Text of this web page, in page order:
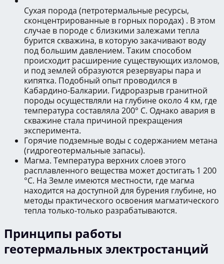
Сухая порода (петротермальные ресурсы,
сконцентрированные в горных породах) . В этом
случае в породе с близкими залежами тепла
бурится скважина, в которую закачивают воду
под большим давлением. Таким способом
происходит расширение существующих изломов,
и под землей образуются резервуары пара и
кипятка. Подобный опыт проводился в
Кабардино-Балкарии. Гидроразрыв гранитной
породы осуществляли на глубине около 4 км, где
температура составляла 200° С. Однако авария в
скважине стала причиной прекращения
эксперимента.
Горячие подземные воды с содержанием метана
(гидрогеотермальные запасы).
Магма. Температура верхних слоев этого
расплавленного вещества может достигать 1 200
°С. На Земле имеются местности, где магма
находится на доступной для бурения глубине, но
методы практического освоения магматического
тепла только-только разрабатываются.
Принципы работы
геотермальных электростанций